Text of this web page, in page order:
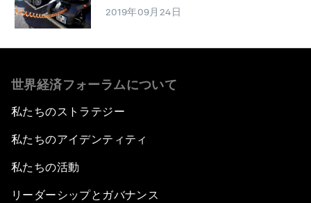
2019年09月24日
世界経済フォーラムについて
私たちのストラテジー
私たちのアイデンティティ
私たちの活動
リーダーシップとガバナンス